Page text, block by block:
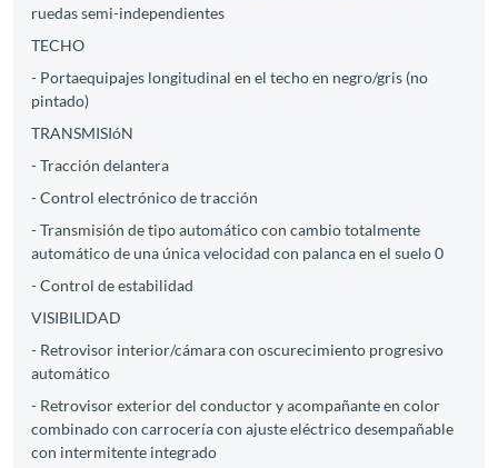
ruedas semi-independientes
TECHO
- Portaequipajes longitudinal en el techo en negro/gris (no
pintado)
TRANSMISIóN
- Tracción delantera
- Control electrónico de tracción
- Transmisión de tipo automático con cambio totalmente
automático de una única velocidad con palanca en el suelo 0
- Control de estabilidad
VISIBILIDAD
- Retrovisor interior/cámara con oscurecimiento progresivo
automático
- Retrovisor exterior del conductor y acompañante en color
combinado con carrocería con ajuste eléctrico desempañable
con intermitente integrado